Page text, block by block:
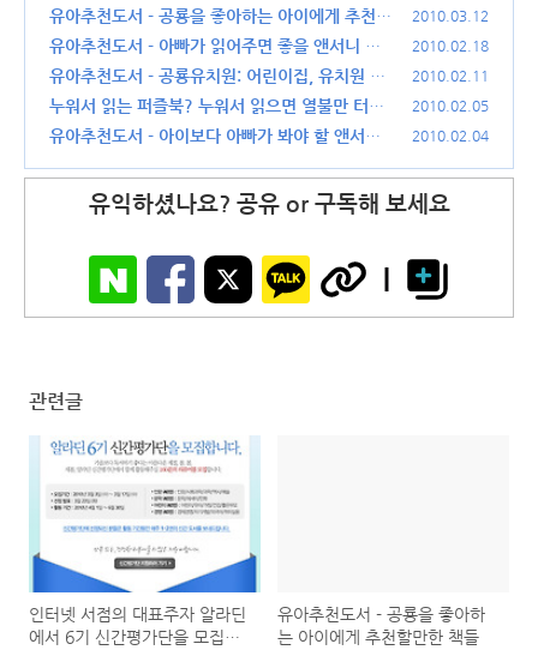
가단을 모집합니다.
(20)
유아추천도서 - 공룡을 좋아하는 아이에게 추천할
만한 책들
(10)
2010.03.12
유아추천도서 - 아빠가 읽어주면 좋을 앤서니 브
라운의 고릴라
(14)
2010.02.18
유아추천도서 - 공룡유치원: 어린이집, 유치원 다
니는 아이에게
(22)
2010.02.11
누워서 읽는 퍼즐북? 누워서 읽으면 열불만 터지
는 책
(30)
2010.02.05
유아추천도서 - 아이보다 아빠가 봐야 할 앤서니
2010.02.04
유익하셨나요? 공유 or 구독해 보세요
관련글
인터넷 서점의 대표주자 알라딘
에서 6기 신간평가단을 모집합
유아추천도서 - 공룡을 좋아하
는 아이에게 추천할만한 책들